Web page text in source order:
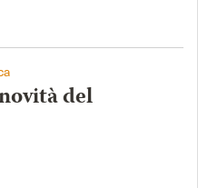
del